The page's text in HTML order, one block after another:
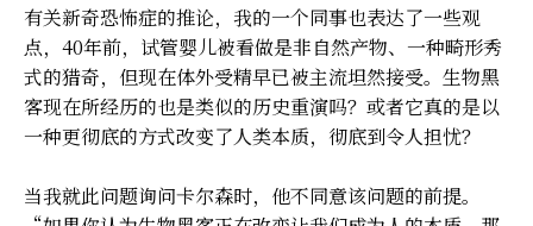
有关新奇恐怖症的推论，我的一个同事也表达了一些观
点，40年前，试管婴儿被看做是非自然产物、一种畸形秀
式的猎奇，但现在体外受精早已被主流坦然接受。生物黑
客现在所经历的也是类似的历史重演吗？或者它真的是以
一种更彻底的方式改变了人类本质，彻底到令人担忧？
当我就此问题询问卡尔森时，他不同意该问题的前提。